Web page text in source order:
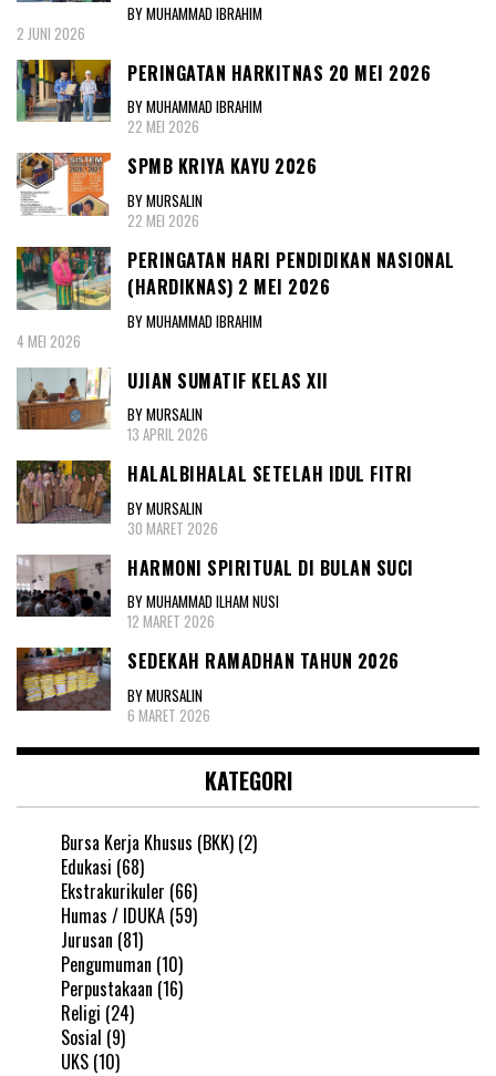
BY MUHAMMAD IBRAHIM
2 JUNI 2026
PERINGATAN HARKITNAS 20 MEI 2026
BY MUHAMMAD IBRAHIM
22 MEI 2026
SPMB KRIYA KAYU 2026
BY MURSALIN
22 MEI 2026
PERINGATAN HARI PENDIDIKAN NASIONAL
(HARDIKNAS) 2 MEI 2026
BY MUHAMMAD IBRAHIM
4 MEI 2026
UJIAN SUMATIF KELAS XII
BY MURSALIN
13 APRIL 2026
HALALBIHALAL SETELAH IDUL FITRI
BY MURSALIN
30 MARET 2026
HARMONI SPIRITUAL DI BULAN SUCI
BY MUHAMMAD ILHAM NUSI
12 MARET 2026
SEDEKAH RAMADHAN TAHUN 2026
BY MURSALIN
6 MARET 2026
KATEGORI
Bursa Kerja Khusus (BKK) (2)
Edukasi (68)
Ekstrakurikuler (66)
Humas / IDUKA (59)
Jurusan (81)
Pengumuman (10)
Perpustakaan (16)
Religi (24)
Sosial (9)
UKS (10)